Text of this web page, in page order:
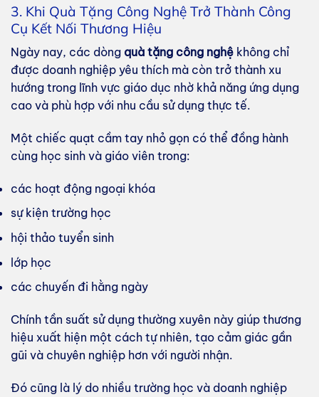
3. Khi Quà Tặng Công Nghệ Trở Thành Công
Cụ Kết Nối Thương Hiệu
Ngày nay, các dòng quà tặng công nghệ không chỉ
được doanh nghiệp yêu thích mà còn trở thành xu
hướng trong lĩnh vực giáo dục nhờ khả năng ứng dụng
cao và phù hợp với nhu cầu sử dụng thực tế.
Một chiếc quạt cầm tay nhỏ gọn có thể đồng hành
cùng học sinh và giáo viên trong:
các hoạt động ngoại khóa
sự kiện trường học
hội thảo tuyển sinh
lớp học
các chuyến đi hằng ngày
Chính tần suất sử dụng thường xuyên này giúp thương
hiệu xuất hiện một cách tự nhiên, tạo cảm giác gần
gũi và chuyên nghiệp hơn với người nhận.
Đó cũng là lý do nhiều trường học và doanh nghiệp